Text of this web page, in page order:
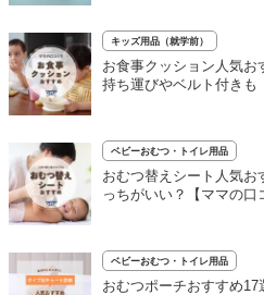
キッズ用品（就学前）
お食事クッション人気お
持ち運びやベルト付きも
ベビーおむつ・トイレ用品
おむつ替えシート人気お
っちがいい？【ママの口
ベビーおむつ・トイレ用品
おむつポーチおすすめ